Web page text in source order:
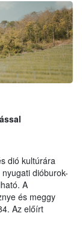
dió kultúrára
dióburok-
A
és meggy
Az előírt